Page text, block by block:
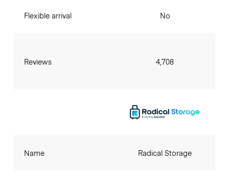
Flexible arrival
Reviews
No
4,708
Name Radical Storage